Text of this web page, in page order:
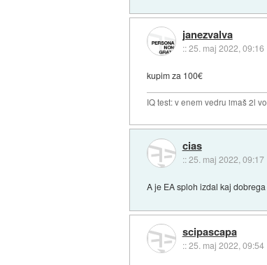
janezvalva
::25. maj 2022, 09:16
kupim za 100€
IQ test: v enem vedru imaš 2l
cias
::25. maj 2022, 09:17
A je EA sploh izdal kaj
scipascapa
::25. maj 2022, 09:54